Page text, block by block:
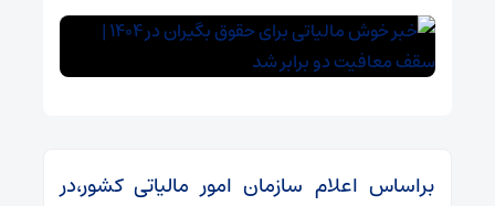
براساس اعلام سازمان امور مالیاتی کشور،در